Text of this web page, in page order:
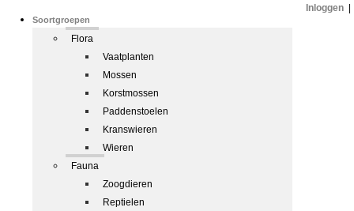
Soortgroepen
Flora
Vaatplanten
Mossen
Korstmossen
Paddenstoelen
Kranswieren
Wieren
Fauna
Zoogdieren
Reptielen
Inloggen